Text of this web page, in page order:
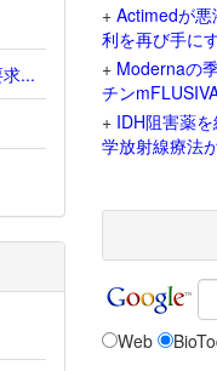
...
+ Actimedが
利を再び手に
+ Modernaの
チン
+ IDH阻害薬
学放射線療法
Web